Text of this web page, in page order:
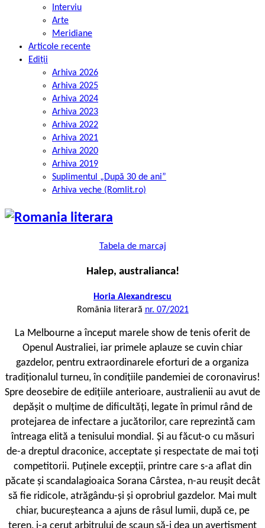
Interviu
Arte
Meridiane
Articole recente
Ediții
Arhiva 2026
Arhiva 2025
Arhiva 2024
Arhiva 2023
Arhiva 2022
Arhiva 2021
Arhiva 2020
Arhiva 2019
Suplimentul „După 30 de ani”
Arhiva veche (Romlit.ro)
Tabela de marcaj
Halep, australianca!
Horia Alexandrescu
România literară nr. 07/2021
La Melbourne a început marele show de tenis oferit de
Openul Australiei, iar primele aplauze se cuvin chiar
gazdelor, pentru extraordinarele eforturi de a organiza
tradiționalul turneu, în condițiile pandemiei de coronavirus!
Spre deosebire de edițiile anterioare, australienii au avut de
depășit o mulțime de dificultăți, legate în primul rând de
protejarea de infectare a jucătorilor, care reprezintă cam
întreaga elită a tenisului mondial. Și au făcut-o cu măsuri
de-a dreptul draconice, acceptate și respectate de mai toți
competitorii. Puținele excepții, printre care s-a aflat din
păcate și scandalagioaica Sorana Cârstea, n-au reușit decât
să fie ridicole, atrăgându-și și oprobriul gazdelor. Mai mult
chiar, bucureșteanca a ajuns de râsul lumii, după ce, pe